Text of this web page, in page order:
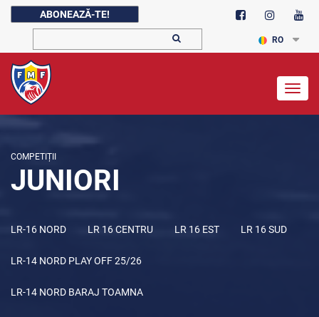
ABONEAZĂ-TE!
RO
COMPETIȚII
JUNIORI
LR-16 NORD LR 16 CENTRU LR 16 EST LR 16 SUD
LR-14 NORD PLAY OFF 25/26
LR-14 NORD BARAJ TOAMNA